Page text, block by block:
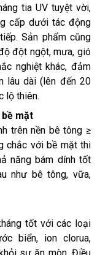
tia UV tuyệt vời,
cấp dưới tác động
Sản phẩm cũng
đột ngột, mưa, gió
nghiệt khác, đảm
lâu dài (lên đến 20
lộ thiên.
mặt
trên nền bê tông ≥
chắc với bề mặt thi
năng bám dính tốt
như bê tông, vữa,
tốt với các loại
biển, ion clorua,